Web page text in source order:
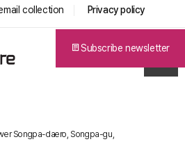
collection Privacy policy
Subscribe newsletter
Songpa-daero, Songpa-gu,